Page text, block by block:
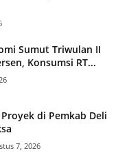
Sumut Triwulan II
Konsumsi RT...
di Pemkab Deli
7, 2026